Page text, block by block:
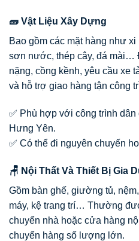
🧱 Vật Liệu Xây Dựng
Bao gồm các mặt hàng như
sơn nước, thép cây, đá mài…
nặng, cồng kềnh, yêu cầu xe
và hỗ trợ giao hàng tận công
✅ Phù hợp với công trình
Hưng Yên.
✅ Có thể đi nguyên chuyến
🪑 Nội Thất Và Thiết Bị Gia
Gồm bàn ghế, giường tủ,
máy, kệ trang trí… Thường
chuyển nhà hoặc cửa hàng
chuyển hàng số lượng lớn.